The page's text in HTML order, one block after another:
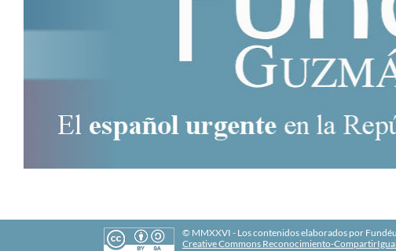
© MMXXVI - Los contenidos elaborados por
Creative Commons Reconocimiento-